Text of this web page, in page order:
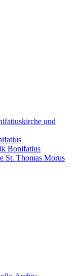
und
Bonifatius
St. Thomas Morus